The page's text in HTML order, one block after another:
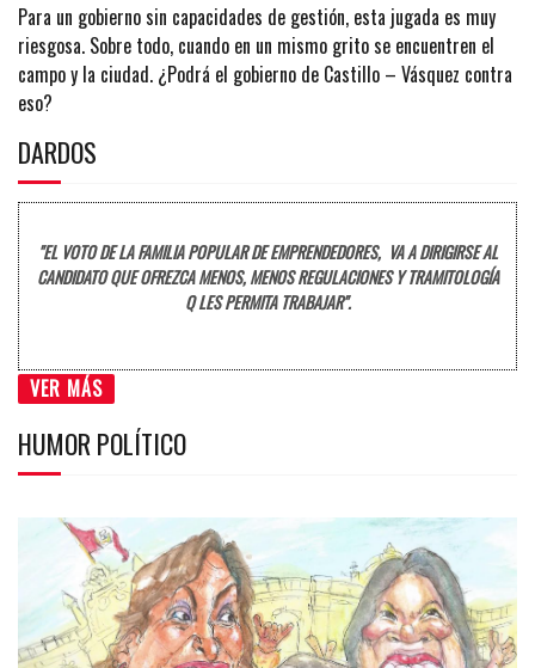
Para un gobierno sin capacidades de gestión, esta jugada es muy
riesgosa. Sobre todo, cuando en un mismo grito se encuentren el
campo y la ciudad. ¿Podrá el gobierno de Castillo – Vásquez contra
eso?
DARDOS
"EL VOTO DE LA FAMILIA POPULAR DE EMPRENDEDORES, VA A DIRIGIRSE AL
CANDIDATO QUE OFREZCA MENOS, MENOS REGULACIONES Y TRAMITOLOGÍA
Q LES PERMITA TRABAJAR".
VER MÁS
HUMOR POLÍTICO